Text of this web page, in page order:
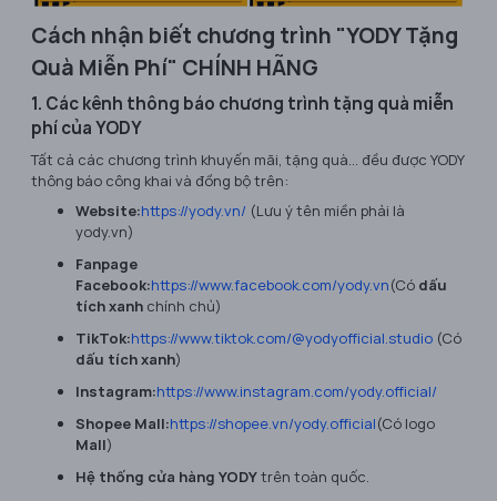
Cách nhận biết chương trình "YODY Tặng
Quà Miễn Phí" CHÍNH HÃNG
1. Các kênh thông báo chương trình tặng quà miễn
phí của YODY
Tất cả các chương trình khuyến mãi, tặng quà... đều được YODY
thông báo công khai và đồng bộ trên:
Website:https://yody.vn/ (Lưu ý tên miền phải là
yody.vn)
Fanpage
Facebook:https://www.facebook.com/yody.vn(Có dấu
tích xanh chính chủ)
TikTok:https://www.tiktok.com/@yodyofficial.studio (Có
dấu tích xanh)
Instagram:https://www.instagram.com/yody.official/
Shopee Mall:https://shopee.vn/yody.official(Có logo
Mall)
Hệ thống cửa hàng YODYtrên toàn quốc.